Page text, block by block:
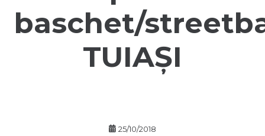
baschet/
TUIAȘI
25/10/2018